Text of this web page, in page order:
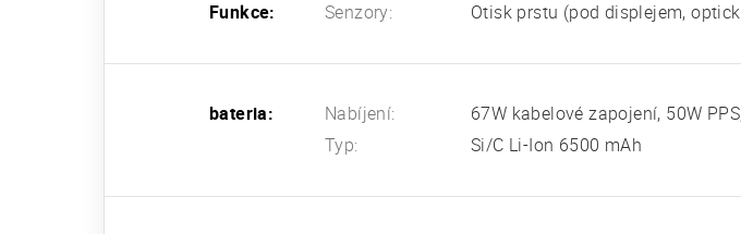
Funkce: Senzory: Otisk prstu (pod displejem,
bateria: Nabíjení:
67W kabelové zapojení, 50W
Typ:
Si/C Li-Ion 6500 mAh